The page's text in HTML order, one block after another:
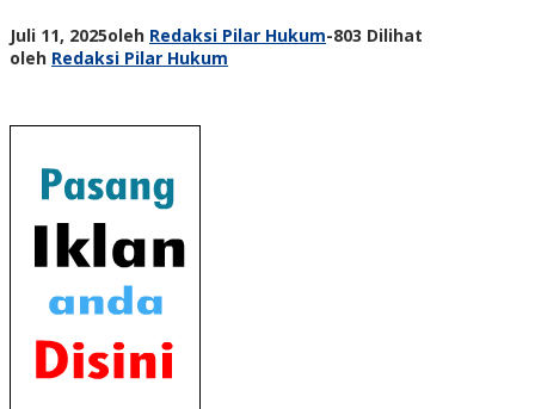
Juli 11, 2025oleh Redaksi Pilar Hukum-803 Dilihat
oleh Redaksi Pilar Hukum